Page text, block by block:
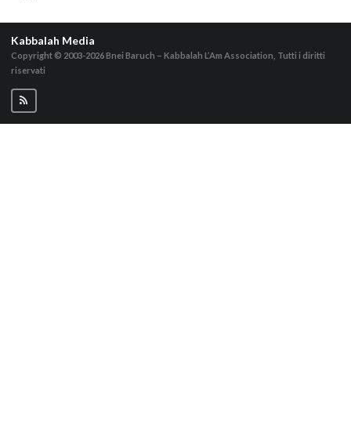
Kabbalah Media
Copyright © 2003-2026Bnei Baruch – Kabbalah L’Am Association, Tutti i diritti
riservati